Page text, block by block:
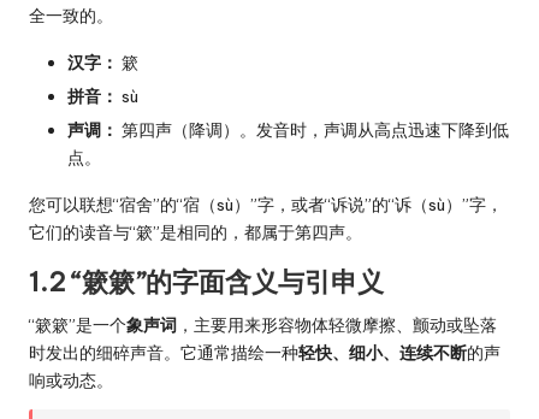
全一致的。
汉字： 簌
拼音： sù
声调： 第四声（降调）。发音时，声调从高点迅速下降到低
点。
您可以联想“宿舍”的“宿（sù）”字，或者“诉说”的“诉（sù）”字，
它们的读音与“簌”是相同的，都属于第四声。
1.2 “簌簌”的字面含义与引申义
“簌簌”是一个象声词 ，主要用来形容物体轻微摩擦、颤动或坠落
时发出的细碎声音。它通常描绘一种轻快、细小、连续不断的声
响或动态。